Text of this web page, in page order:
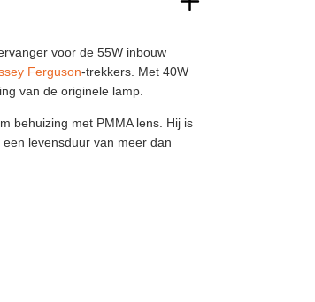
voor de 55W inbouw
Ferguson-trekkers. Met 40W
van de originele lamp.
behuizing met PMMA lens. Hij is
een levensduur van meer dan